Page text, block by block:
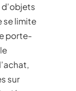
se limite
porte-
sur